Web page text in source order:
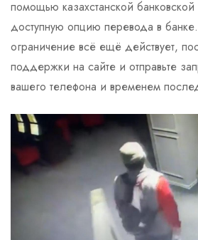
помощью казахстанской
доступную опцию перевода в
ограничение всё ещё действует,
поддержки на сайте и отправьте
вашего телефона и временем